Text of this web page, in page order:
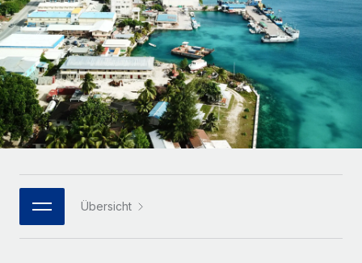
INFRASTRUKTUR
Remote Embedded
Nahtlose Integration der HR in bestehende Abläufe
Plattform
Integrierte HR-Kernfunktionen für dein Team
Verknüpfen Neu
MCP
Integrationen
Mittelstand
Maßgeschneiderte HR-Lösungen, um Teams zu
vergrößern
Enterprise
Globale HR für Konzerne und Großunternehmen
Strategische Technologiepartner
Flexible Einbettung von Global-HR-Funktionen in deine
Plattform
LERNEN MIT REMOTE
Forschung und Leitfäden
Fallstudien
HR-Glossar
Checklisten und Vorlagen
Bibliothek für Stellenbeschreibungen
Webinare
Events
Español
Italiano
Português (Portugal)
日本語
한국어
Übersicht